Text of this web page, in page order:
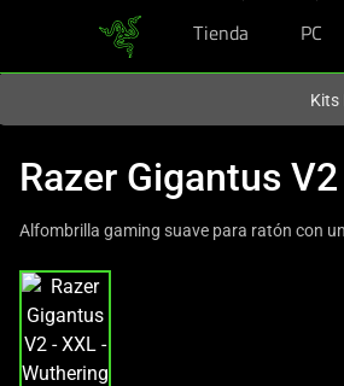
Tienda PC
Kits
Razer Gigantus V2
Alfombrilla gaming suave para ratón con
This
is
a
carousel